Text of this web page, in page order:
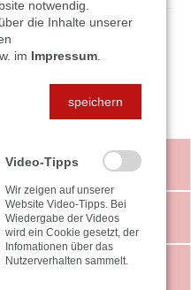
TIPPS
NEWS
notwendig.
die Inhalte unserer
im Impressum
speichern
Video-Tipps
Wir zeigen auf unserer
Website Video-Tipps. Bei
Wiedergabe der Videos
wird ein Cookie gesetzt, der
Infomationen über das
Nutzerverhalten sammelt.